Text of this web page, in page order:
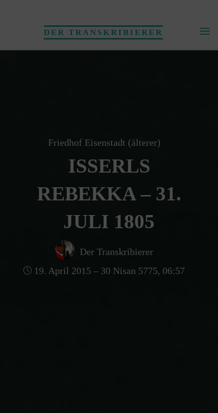
DER TRANSKRIBIERER
Friedhof Eisenstadt (älterer)
ISSERLS
REBEKKA – 31.
JULI 1805
Der Transkribierer
19. April 2015 – 30 Nisan 5775, 06:57